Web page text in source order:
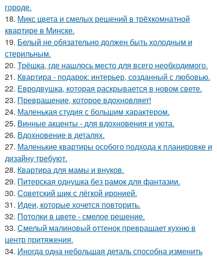
городе.
18. Микс цвета и смелых решений в трёхкомнатной
квартире в Минске.
19. Белый не обязательно должен быть холодным и
стерильным.
20. Трёшка, где нашлось место для всего необходимого.
21. Квартира - подарок: интерьер, созданный с любовью.
22. Евродвушка, которая раскрывается в новом свете.
23. Превращение, которое вдохновляет!
24. Маленькая студия с большим характером.
25. Винные акценты - для вдохновения и уюта.
26. Вдохновение в деталях.
27. Маленькие квартиры особого подхода к планировке и
дизайну требуют.
28. Квартира для мамы и внуков.
29. Питерская однушка без рамок для фантазии.
30. Советский шик с лёгкой иронией.
31. Идеи, которые хочется повторить.
32. Потолки в цвете - смелое решение.
33. Смелый малиновый оттенок превращает кухню в
центр притяжения.
34. Иногда одна небольшая деталь способна изменить